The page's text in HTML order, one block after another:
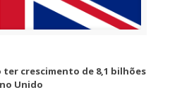
ter crescimento de 8,1 bilhões
Unido